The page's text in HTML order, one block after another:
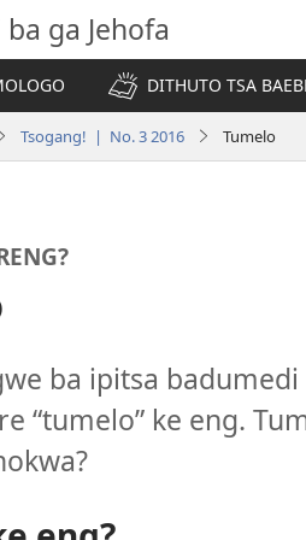
ga Jehofa
DITHUTO TSA
Tsogang! | No. 3 2016 Tumelo
ba ipitsa
“tumelo” ke eng.